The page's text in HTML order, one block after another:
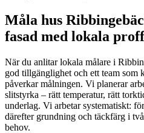
Måla hus
fasad med lokala
När du anlitar lokala målare i
god tillgänglighet och ett team som
påverkar målningen. Vi planerar
slitstyrka – rätt temperatur, rätt
underlag. Vi arbetar systematiskt:
därefter grundning och täckfärg i
behov.